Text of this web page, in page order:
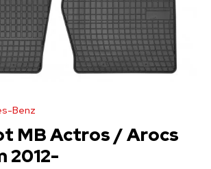
Benz
MB Actros / Arocs
2012-